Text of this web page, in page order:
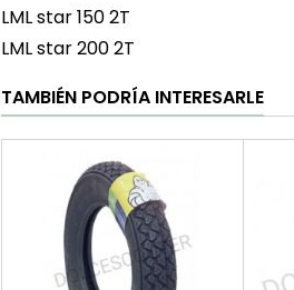
LML star 150 2T
LML star 200 2T
TAMBIÉN PODRÍA INTERESARLE